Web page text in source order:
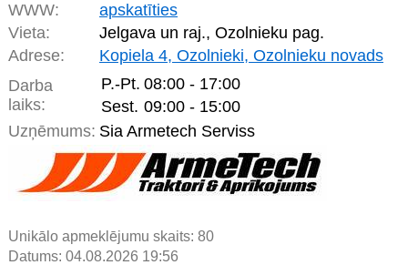
WWW:
apskatīties
Vieta:
Jelgava un raj., Ozolnieku pag.
Adrese:
Kopiela 4, Ozolnieki, Ozolnieku novads
Darba
laiks:
P.-Pt. 08:00 - 17:00
Sest. 09:00 - 15:00
Uzņēmums: Sia Armetech Serviss
Unikālo apmeklējumu skaits: 80
Datums: 04.08.2026 19:56